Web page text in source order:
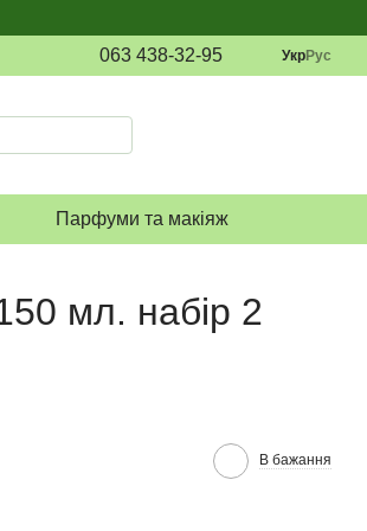
063 438-32-95 УкрРус
Парфуми та макіяж
мл. набір 2
В бажання